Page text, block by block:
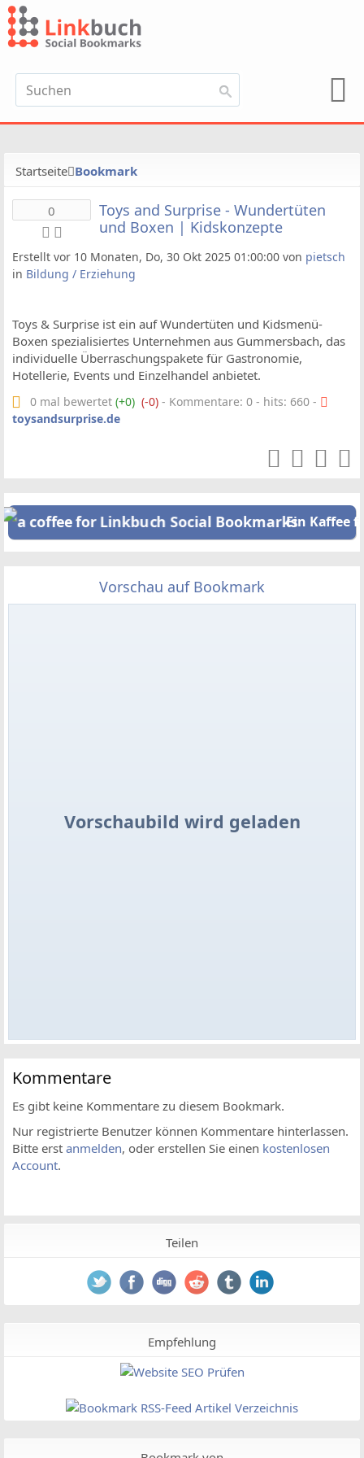
Startseite Bookmark
0
Toys and Surprise - Wundertüten
und Boxen | Kidskonzepte
Erstellt vor 10 Monaten, Do, 30 Okt 2025 01:00:00 von pietsch
in Bildung / Erziehung
Toys & Surprise ist ein auf Wundertüten und Kidsmenü-
Boxen spezialisiertes Unternehmen aus Gummersbach, das
individuelle Überraschungspakete für Gastronomie,
Hotellerie, Events und Einzelhandel anbietet.
0 mal bewertet (+0) (-0) - Kommentare: 0 - hits: 660 -
toysandsurprise.de
Ein Kaffee
Vorschau auf Bookmark
Vorschaubild wird geladen
Kommentare
Es gibt keine Kommentare zu diesem Bookmark.
Nur registrierte Benutzer können Kommentare hinterlassen.
Bitte erst anmelden, oder erstellen Sie einen kostenlosen
Account.
Teilen
Empfehlung